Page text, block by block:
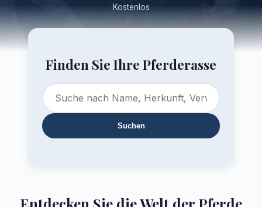
Kostenlos
Finden Sie Ihre Pferderasse
Suchen